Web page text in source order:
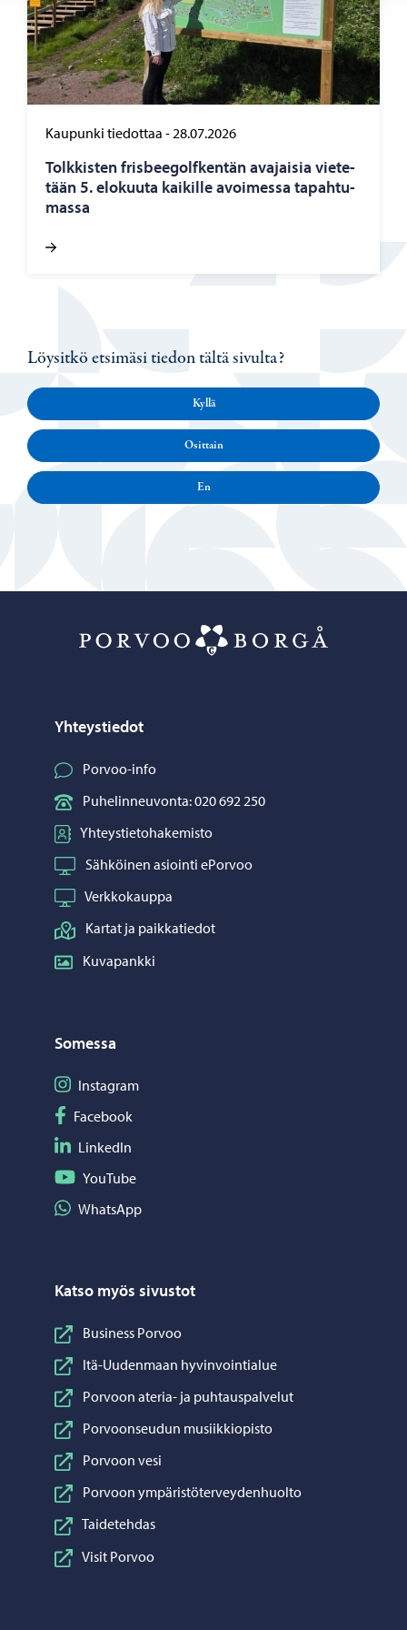
Kaupunki tiedottaa - 28.07.2026
Tolk­kis­ten fris­bee­golf­ken­tän ava­jai­sia vie­te­
tään 5. elo­kuu­ta kai­kil­le avoi­mes­sa ta­pah­tu­
mas­sa
Löysitkö etsimäsi tiedon tältä sivulta?
Kyllä
Osittain
En
Yhteystiedot
Porvoo-info
Puhelinneuvonta: 020 692 250
Yhteystietohakemisto
Sähköinen asiointi ePorvoo
Verkkokauppa
Kartat ja paikkatiedot
Kuvapankki
Somessa
Seuraa Instagram
Instagram
Seuraa Facebook
Facebook
Seuraa LinkedIn
LinkedIn
Seuraa YouTube
YouTube
Jaa WhatsApp
WhatsApp
Katso myös sivustot
Business Porvoo
Itä-Uudenmaan hyvinvointialue
Porvoon ateria- ja puhtauspalvelut
Porvoonseudun musiikkiopisto
Porvoon vesi
Porvoon ympäristöterveydenhuolto
Taidetehdas
Visit Porvoo